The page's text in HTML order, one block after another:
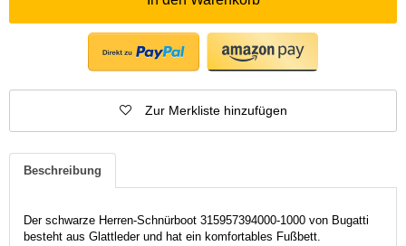
Zur Merkliste hinzufügen
Beschreibung
Der schwarze Herren-Schnürboot 315957394000-1000 von Bugatti
besteht aus Glattleder und hat ein komfortables Fußbett.